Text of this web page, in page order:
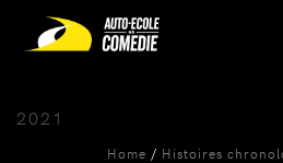
2021
Home / Histoires